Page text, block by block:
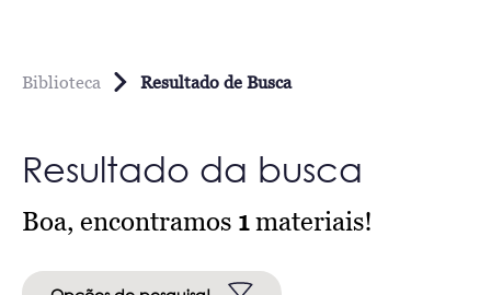
Biblioteca Resultado de Busca
Resultado da busca
Boa, encontramos 1materiais!